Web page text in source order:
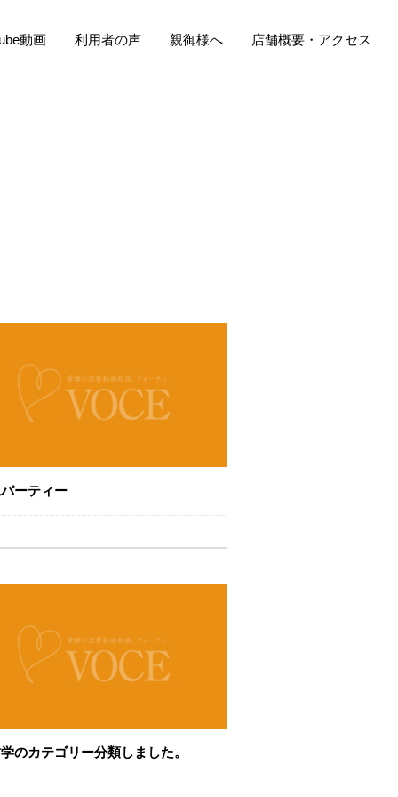
動画 利用者の声 親御様へ 店舗概要・アクセス
ーティー
のカテゴリー分類しました。